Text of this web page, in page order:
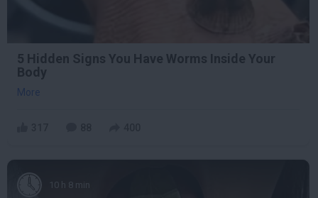
5 Hidden Signs You Have Worms Inside Your
Body
More
10 h 8 min